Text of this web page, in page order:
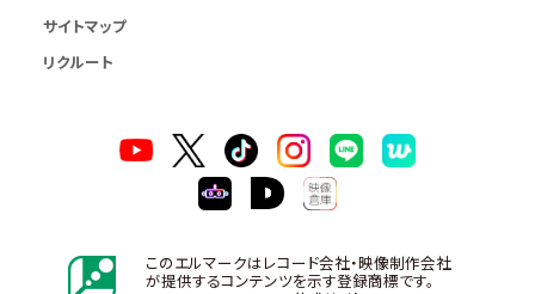
サイトマップ
リクルート
このエルマークはレコード会社・映像制作会社
が提供するコンテンツを示す登録商標です。